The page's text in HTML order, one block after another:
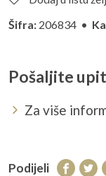
Šifra: 206834 •
Pošaljite upit
Za više
Podijeli